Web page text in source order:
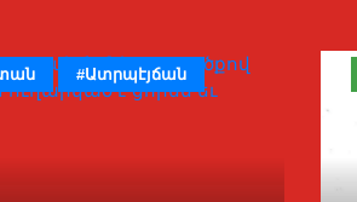
#Ատրպէյճան